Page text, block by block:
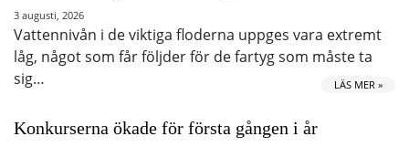
3 augusti, 2026
Vattennivån i de viktiga floderna uppges vara extremt
låg, något som får följder för de fartyg som måste ta
sig…
LÄS MER »
Konkurserna ökade för första gången i år